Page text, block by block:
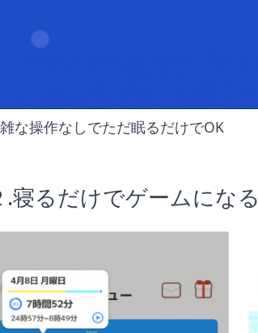
な操作なしでただ眠るだけでOK
.寝るだけでゲームになる